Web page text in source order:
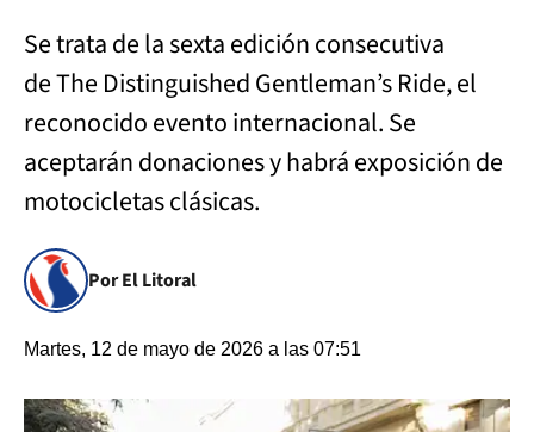
Se trata de la sexta edición consecutiva
de The Distinguished Gentleman’s Ride, el
reconocido evento internacional. Se
aceptarán donaciones y habrá exposición de
motocicletas clásicas.
Por El Litoral
Martes, 12 de mayo de 2026 a las 07:51